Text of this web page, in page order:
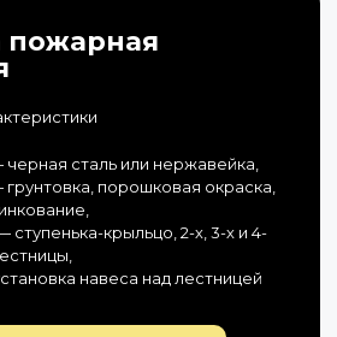
пожарная
сталь или нержавейка,
порошковая окраска,
ступенька-крыльцо, 2-х, 3-х и 4-
навеса над лестницей